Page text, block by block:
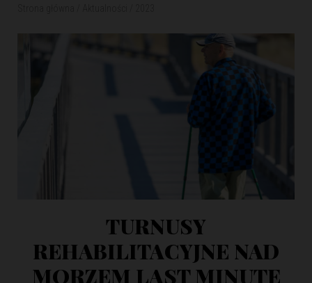
TURNUSY
REHABILITACYJNE NAD
MORZEM LAST MINUTE